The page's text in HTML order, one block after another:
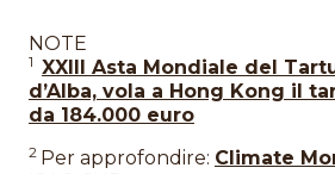
NOTE
1 XXIII Asta Mondiale del
d’Alba, vola a Hong Kong il
da 184.000 euro
2 Per approfondire: Climate